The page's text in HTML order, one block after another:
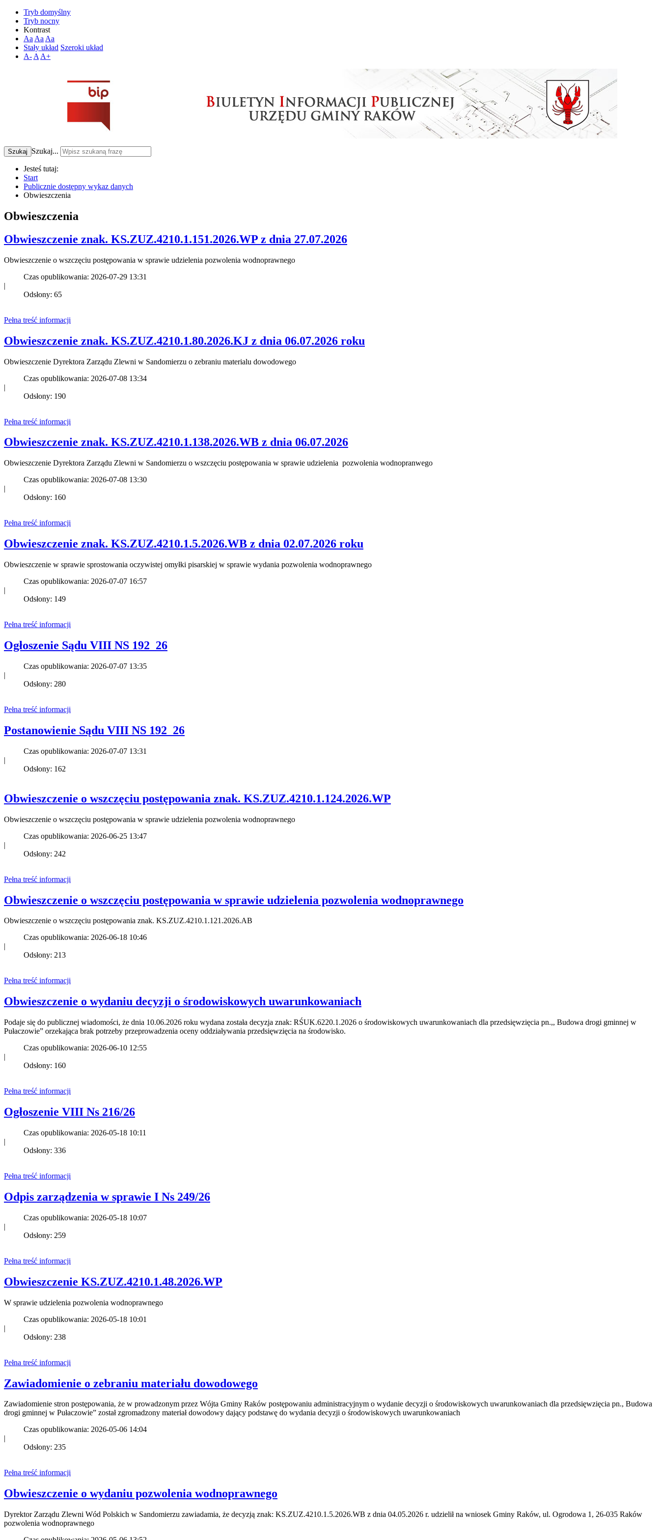
Tryb domyślny
Tryb nocny
Kontrast
Aa Aa Aa
Stały układ Szeroki układ
A- A A+
Szukaj Szukaj...
Jesteś tutaj:
Start
Publicznie dostępny wykaz danych
Obwieszczenia
Obwieszczenia
Obwieszczenie znak. KS.ZUZ.4210.1.151.2026.WP z dnia 27.07.2026
Obwieszczenie o wszczęciu postępowania w sprawie udzielenia pozwolenia wodnoprawnego
Czas opublikowania: 2026-07-29 13:31
|
Odsłony: 65
Pełna treść informacji
Obwieszczenie znak. KS.ZUZ.4210.1.80.2026.KJ z dnia 06.07.2026 roku
Obwieszczenie Dyrektora Zarządu Zlewni w Sandomierzu o zebraniu materialu dowodowego
Czas opublikowania: 2026-07-08 13:34
|
Odsłony: 190
Pełna treść informacji
Obwieszczenie znak. KS.ZUZ.4210.1.138.2026.WB z dnia 06.07.2026
Obwieszczenie Dyrektora Zarządu Zlewni w Sandomierzu o wszczęciu postępowania w sprawie udzielenia pozwolenia wodnopranwego
Czas opublikowania: 2026-07-08 13:30
|
Odsłony: 160
Pełna treść informacji
Obwieszczenie znak. KS.ZUZ.4210.1.5.2026.WB z dnia 02.07.2026 roku
Obwieszczenie w sprawie sprostowania oczywistej omyłki pisarskiej w sprawie wydania pozwolenia wodnoprawnego
Czas opublikowania: 2026-07-07 16:57
|
Odsłony: 149
Pełna treść informacji
Ogłoszenie Sądu VIII NS 192_26
Czas opublikowania: 2026-07-07 13:35
|
Odsłony: 280
Pełna treść informacji
Postanowienie Sądu VIII NS 192_26
Czas opublikowania: 2026-07-07 13:31
|
Odsłony: 162
Obwieszczenie o wszczęciu postępowania znak. KS.ZUZ.4210.1.124.2026.WP
Obwieszczenie o wszczęciu postępowania w sprawie udzielenia pozwolenia wodnoprawnego
Czas opublikowania: 2026-06-25 13:47
|
Odsłony: 242
Pełna treść informacji
Obwieszczenie o wszczęciu postępowania w sprawie udzielenia pozwolenia wodnoprawnego
Obwieszczenie o wszczęciu postępowania znak. KS.ZUZ.4210.1.121.2026.AB
Czas opublikowania: 2026-06-18 10:46
|
Odsłony: 213
Pełna treść informacji
Obwieszczenie o wydaniu decyzji o środowiskowych uwarunkowaniach
Podaje się do publicznej wiadomości, że dnia 10.06.2026 roku wydana została decyzja znak: RŚUK.6220.1.2026 o środowiskowych uwarunkowaniach dla przedsięwzięcia pn.,, Budowa drogi gminnej w
Pułaczowie” orzekająca brak potrzeby przeprowadzenia oceny oddziaływania przedsięwzięcia na środowisko.
Czas opublikowania: 2026-06-10 12:55
|
Odsłony: 160
Pełna treść informacji
Ogłoszenie VIII Ns 216/26
Czas opublikowania: 2026-05-18 10:11
|
Odsłony: 336
Pełna treść informacji
Odpis zarządzenia w sprawie I Ns 249/26
Czas opublikowania: 2026-05-18 10:07
|
Odsłony: 259
Pełna treść informacji
Obwieszczenie KS.ZUZ.4210.1.48.2026.WP
W sprawie udzielenia pozwolenia wodnoprawnego
Czas opublikowania: 2026-05-18 10:01
|
Odsłony: 238
Pełna treść informacji
Zawiadomienie o zebraniu materiału dowodowego
Zawiadomienie stron postępowania, że w prowadzonym przez Wójta Gminy Raków postępowaniu administracyjnym o wydanie decyzji o środowiskowych uwarunkowaniach dla przedsięwzięcia pn., Budowa
drogi gminnej w Pułaczowie” został zgromadzony materiał dowodowy dający podstawę do wydania decyzji o środowiskowych uwarunkowaniach
Czas opublikowania: 2026-05-06 14:04
Odsłony: 235
Pełna treść informacji
Obwieszczenie o wydaniu pozwolenia wodnoprawnego
Dyrektor Zarządu Zlewni Wód Polskich w Sandomierzu zawiadamia, że decyzją znak: KS.ZUZ.4210.1.5.2026.WB z dnia 04.05.2026 r. udzielił na wniosek Gminy Raków, ul. Ogrodowa 1, 26-035 Raków
pozwolenia wodnoprawnego